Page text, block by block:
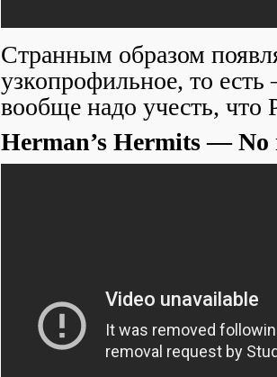
Странным образом
узкопрофильное, то
вообще надо учесть,
Herman’s Hermits —